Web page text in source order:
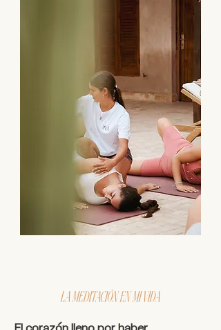
LA MEDITACIÓN EN MI VIDA